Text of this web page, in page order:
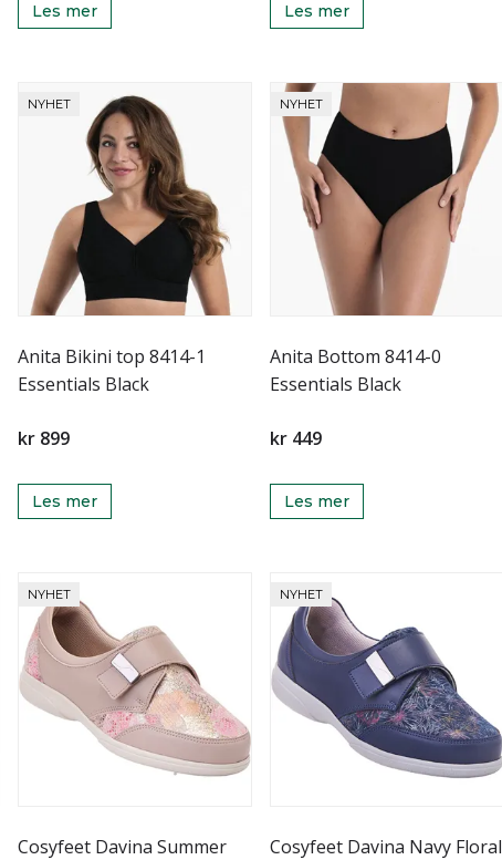
Les mer Les mer
NYHET
Anita Bikini top 8414-1
Essentials Black
kr 899
Les mer
NYHET
Anita Bottom 8414-0
Essentials Black
kr 449
Les mer
NYHET
Cosyfeet Davina Summer
NYHET
Cosyfeet Davina Navy Floral